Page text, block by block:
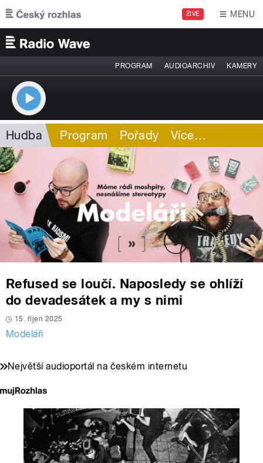
Přejít k hlavnímu obsahu
ŽIVĚ MENU
PROGRAM AUDIOARCHIV KAMERY
Hudba Program Pořady Více…
Refused se loučí. Naposledy se ohlíží
do devadesátek a my s nimi
15. říjen 2025
Modeláři
Největší audioportál na českém internetu